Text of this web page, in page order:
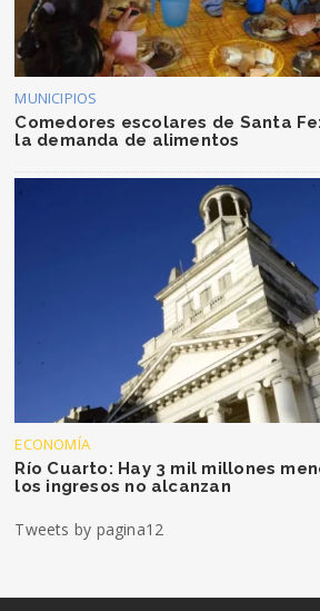
MUNICIPIOS
Comedores escolares de Santa
la demanda de alimentos
ECONOMÍA
Río Cuarto: Hay 3 mil millones
los ingresos no alcanzan
Tweets by pagina12